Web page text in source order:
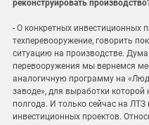
реконструировать
- О конкретных инвестиционных
техперевооружение, говорить
ситуацию на производстве.
перевооружения мы вернемся
аналогичную программу на
заводе», для выработки
полгода. И только сейчас на
инвестиционных проектов.